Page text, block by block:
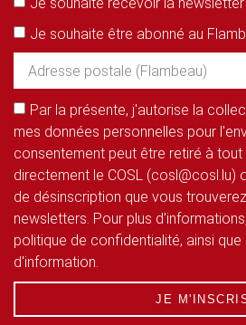
Je souhaite recevoir la newsletter
Je souhaite être abonné au
Par la présente, j'autorise la
mes données personnelles pour
consentement peut être retiré à
directement le COSL (cosl@cosl.lu)
de désinscription que vous
newsletters. Pour plus
politique de confidentialité, ainsi
d'information.
JE